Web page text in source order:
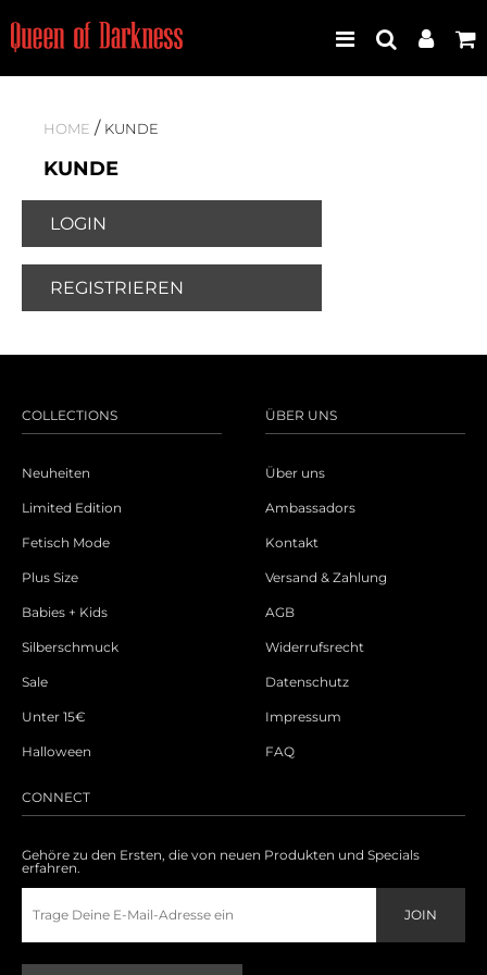
Store Leipzig
Gutscheine
HOME / KUNDE
KUNDE
LOGIN
REGISTRIEREN
COLLECTIONS
Neuheiten
Limited Edition
Fetisch Mode
Plus Size
Babies + Kids
Silberschmuck
Sale
Unter 15€
Halloween
ÜBER UNS
Über uns
Ambassadors
Kontakt
Versand & Zahlung
AGB
Widerrufsrecht
Datenschutz
Impressum
FAQ
CONNECT
Gehöre zu den Ersten, die von neuen Produkten und Specials
erfahren.